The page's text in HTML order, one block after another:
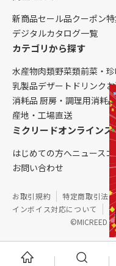
新商品セール品クーポン
デジタルカタログ一覧
カテゴリから探す
水産物肉類野菜類前菜・
乳製品デザート ドリンク
消耗品 厨房・調理用消耗
産地・工場直送
ミクリードオンライン
はじめての方へニュース
お問い合わせ
©MICREED
お取引規約 特定商取引法
インボイス対応について